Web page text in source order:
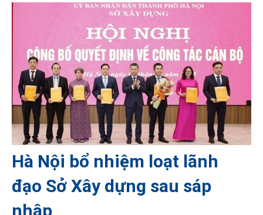
Hà Nội bổ nhiệm loạt lãnh
đạo Sở Xây dựng sau sáp
nhập